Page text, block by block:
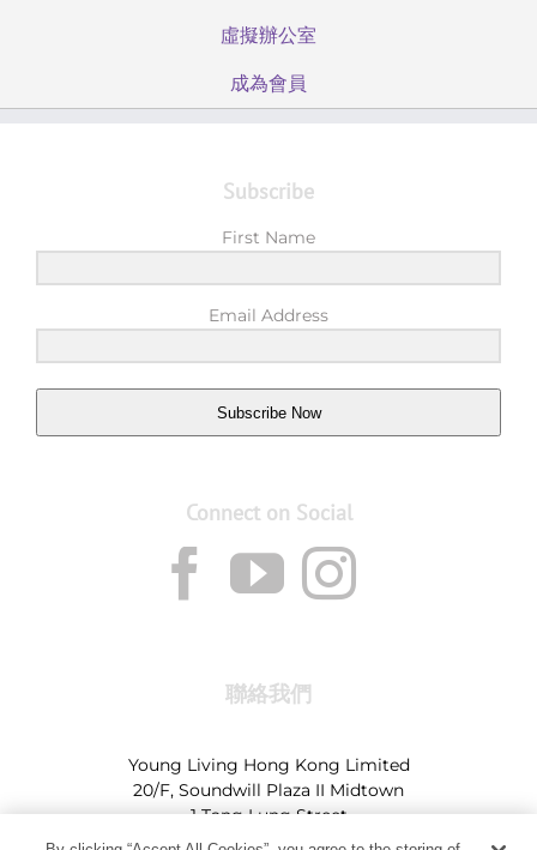
虛擬辦公室
成為會員
Subscribe
First Name
Email Address
Subscribe Now
Connect on Social
聯絡我們
Young Living Hong Kong Limited
20/F, Soundwill Plaza II Midtown
1 Tang Lung Street
Causeway Bay, Hong Kong (Exit A, Causeway Bay